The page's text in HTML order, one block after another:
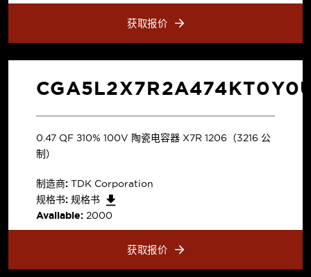
获取报价
0.47 µF ±10% 100V 陶瓷电容器 X7R 1206（3216 公
制）
制造商: TDK Corporation
规格书: 规格书
Available: 2000
获取报价